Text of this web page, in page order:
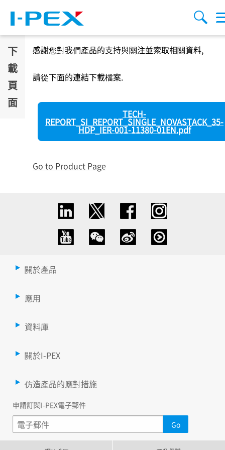
搜索
Menu
下
載
頁
面
感謝您對我們產品的支持與關注並索取相關資料,
請從下面的連結下載檔案.
TECH-
REPORT_SI_REPORT_SINGLE_NOVASTACK_35-
HDP_IER-001-11380-01EN.pdf
Go to Product Page
關於產品
應用
資料庫
關於I-PEX
仿造產品的應對措施
申請訂閱I-PEX電子郵件